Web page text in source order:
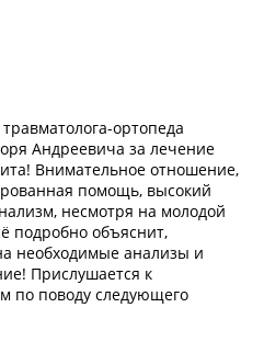
ортопеда
Андреевича за лечение
Внимательное отношение,
помощь, высокий
несмотря на молодой
подробно объяснит,
необходимые анализы и
Прислушается к
по поводу следующего